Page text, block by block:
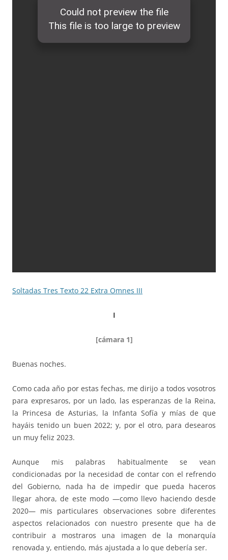
Soltadas Tres Texto 22 Extra Omnes III
I
[cámara 1]
Buenas noches.
Como cada año por estas fechas, me dirijo a todos vosotros
para expresaros, por un lado, las esperanzas de la Reina,
la Princesa de Asturias, la Infanta Sofía y mías de que
hayáis tenido un buen 2022; y, por el otro, para desearos
un muy feliz 2023.
Aunque mis palabras habitualmente se vean
condicionadas por la necesidad de contar con el refrendo
del Gobierno, nada ha de impedir que pueda haceros
llegar ahora, de este modo —como llevo haciendo desde
2020— mis particulares observaciones sobre diferentes
aspectos relacionados con nuestro presente que ha de
contribuir a mostraros una imagen de la monarquía
renovada y, entiendo, más ajustada a lo que debería ser.